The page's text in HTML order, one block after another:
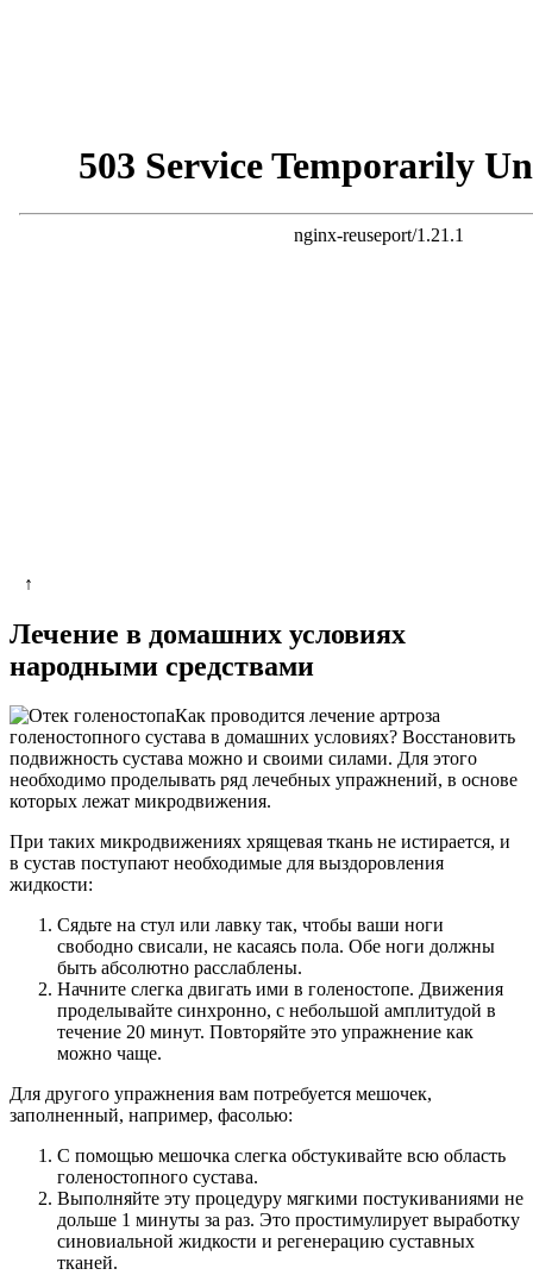
↑
Лечение в домашних условиях
народными средствами
Как проводится лечение артроза
голеностопного сустава в домашних условиях? Восстановить
подвижность сустава можно и своими силами. Для этого
необходимо проделывать ряд лечебных упражнений, в основе
которых лежат микродвижения.
При таких микродвижениях хрящевая ткань не истирается, и
в сустав поступают необходимые для выздоровления
жидкости:
Сядьте на стул или лавку так, чтобы ваши ноги
свободно свисали, не касаясь пола. Обе ноги должны
быть абсолютно расслаблены.
Начните слегка двигать ими в голеностопе. Движения
проделывайте синхронно, с небольшой амплитудой в
течение 20 минут. Повторяйте это упражнение как
можно чаще.
Для другого упражнения вам потребуется мешочек,
заполненный, например, фасолью:
С помощью мешочка слегка обстукивайте всю область
голеностопного сустава.
Выполняйте эту процедуру мягкими постукиваниями не
дольше 1 минуты за раз. Это простимулирует выработку
синовиальной жидкости и регенерацию суставных
тканей.